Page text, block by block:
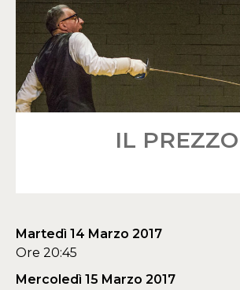
IL PREZZO
Martedì 14 Marzo 2017
Ore 20:45
Mercoledì 15 Marzo 2017